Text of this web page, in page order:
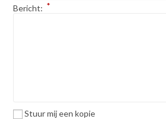
Bericht: *
Stuur mij een kopie